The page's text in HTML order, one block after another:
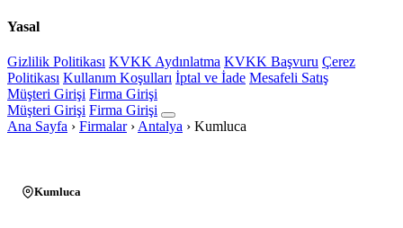
Yasal
Gizlilik Politikası KVKK Aydınlatma KVKK Başvuru Çerez
Politikası Kullanım Koşulları İptal ve İade Mesafeli Satış
Müşteri Girişi Firma Girişi
Müşteri Girişi Firma Girişi
Ana Sayfa › Firmalar › Antalya › Kumluca
Kumluca